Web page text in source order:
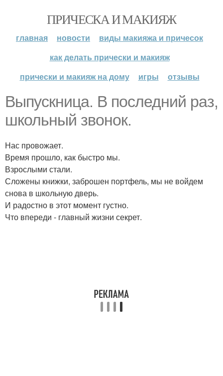
ПРИЧЕСКА И МАКИЯЖ
главная новости
виды макияжа и причесок
как делать прически и макияж
прически и макияж на дому
игры отзывы
Выпускница. В последний раз,
школьный звонок.
Нас провожает.
Время прошло, как быстро мы.
Взрослыми стали.
Сложены книжки, заброшен портфель, мы не войдем
снова в школьную дверь.
И радостно в этот момент густно.
Что впереди - главный жизни секрет.